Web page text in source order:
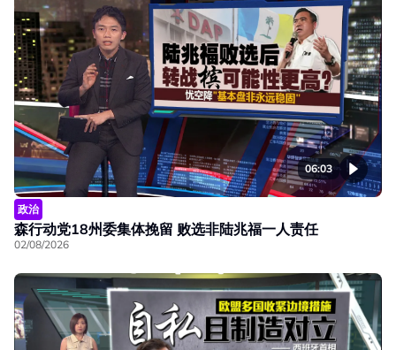
06:03
政治
森行动党18州委集体挽留 败选非陆兆福一人责任
02/08/2026